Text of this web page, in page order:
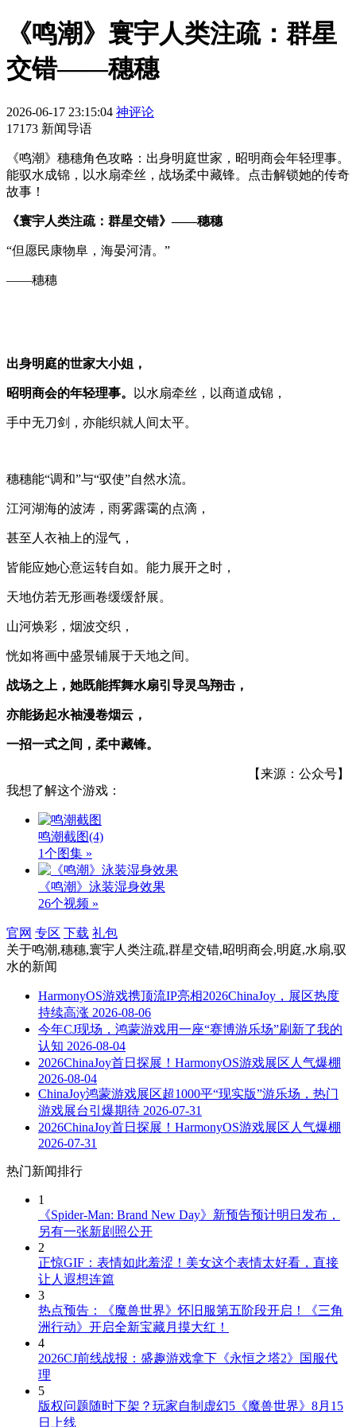
《鸣潮》寰宇人类注疏：群星
交错——穗穗
2026-06-17 23:15:04 神评论
17173 新闻导语
《鸣潮》穗穗角色攻略：出身明庭世家，昭明商会年轻理事。
能驭水成锦，以水扇牵丝，战场柔中藏锋。点击解锁她的传奇
故事！
《寰宇人类注疏：群星交错》——穗穗
“但愿民康物阜，海晏河清。”
——穗穗
出身明庭的世家大小姐，
昭明商会的年轻理事。 以水扇牵丝，以商道成锦，
手中无刀剑，亦能织就人间太平。
穗穗能“调和”与“驭使”自然水流。
江河湖海的波涛，雨雾露霭的点滴，
甚至人衣袖上的湿气，
皆能应她心意运转自如。能力展开之时，
天地仿若无形画卷缓缓舒展。
山河焕彩，烟波交织，
恍如将画中盛景铺展于天地之间。
战场之上，她既能挥舞水扇引导灵鸟翔击，
亦能扬起水袖漫卷烟云，
一招一式之间，柔中藏锋。
【来源：公众号】
我想了解这个游戏：
鸣潮截图(4)
1个图集 »
《鸣潮》泳装湿身效果
26个视频 »
官网 专区 下载 礼包
关于鸣潮,穗穗,寰宇人类注疏,群星交错,昭明商会,明庭,水扇,驭
水的新闻
HarmonyOS游戏携顶流IP亮相2026ChinaJoy，展区热度
持续高涨 2026-08-06
今年CJ现场，鸿蒙游戏用一座“赛博游乐场”刷新了我的
认知 2026-08-04
2026ChinaJoy首日探展！HarmonyOS游戏展区人气爆棚
2026-08-04
ChinaJoy鸿蒙游戏展区超1000平“现实版”游乐场，热门
游戏展台引爆期待 2026-07-31
2026ChinaJoy首日探展！HarmonyOS游戏展区人气爆棚
2026-07-31
热门新闻排行
1
《Spider-Man: Brand New Day》新预告预计明日发布，
另有一张新剧照公开
2
正惊GIF：表情如此羞涩！美女这个表情太好看，直接
让人遐想连篇
3
热点预告：《魔兽世界》怀旧服第五阶段开启！《三角
洲行动》开启全新宝藏月摸大红！
4
2026CJ前线战报：盛趣游戏拿下《永恒之塔2》国服代
理
5
版权问题随时下架？玩家自制虚幻5《魔兽世界》8月15
日上线